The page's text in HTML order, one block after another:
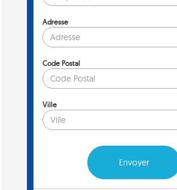
Adresse
Code Postal
Ville